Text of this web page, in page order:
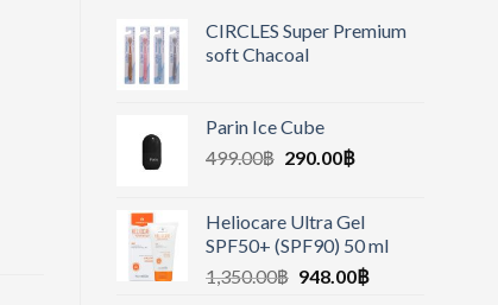
CIRCLES Super Premium
soft Chacoal
Parin Ice Cube
499.00฿ 290.00฿
Heliocare Ultra Gel
SPF50+ (SPF90) 50 ml
1,350.00฿ 948.00฿